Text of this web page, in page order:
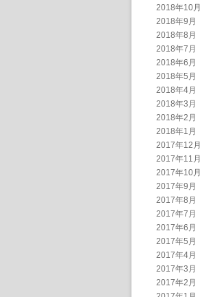
2018年10月
2018年9月
2018年8月
2018年7月
2018年6月
2018年5月
2018年4月
2018年3月
2018年2月
2018年1月
2017年12月
2017年11月
2017年10月
2017年9月
2017年8月
2017年7月
2017年6月
2017年5月
2017年4月
2017年3月
2017年2月